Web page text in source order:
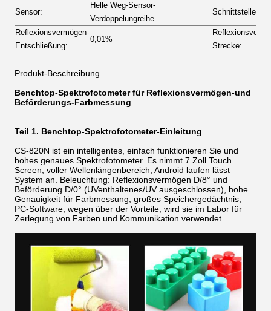
Sensor:
Helle Weg-Sensor-
Verdoppelungreihe
Schnittstelle:
Reflexionsvermögen-
Entschließung:
0,01%
Strecke:
Produkt-Beschreibung
Benchtop-Spektrofotometer für Reflexionsvermögen-und
Beförderungs-Farbmessung
Teil 1. Benchtop-Spektrofotometer-Einleitung
CS-820N ist ein intelligentes, einfach funktionieren Sie und
hohes genaues Spektrofotometer. Es nimmt 7 Zoll Touch
Screen, voller Wellenlängenbereich, Android laufen lässt
System an. Beleuchtung: Reflexionsvermögen D/8° und
Beförderung D/0° (UVenthaltenes/UV ausgeschlossen), hohe
Genauigkeit für Farbmessung, großes Speichergedächtnis,
PC-Software, wegen über der Vorteile, wird sie im Labor für
Zerlegung von Farben und Kommunikation verwendet.